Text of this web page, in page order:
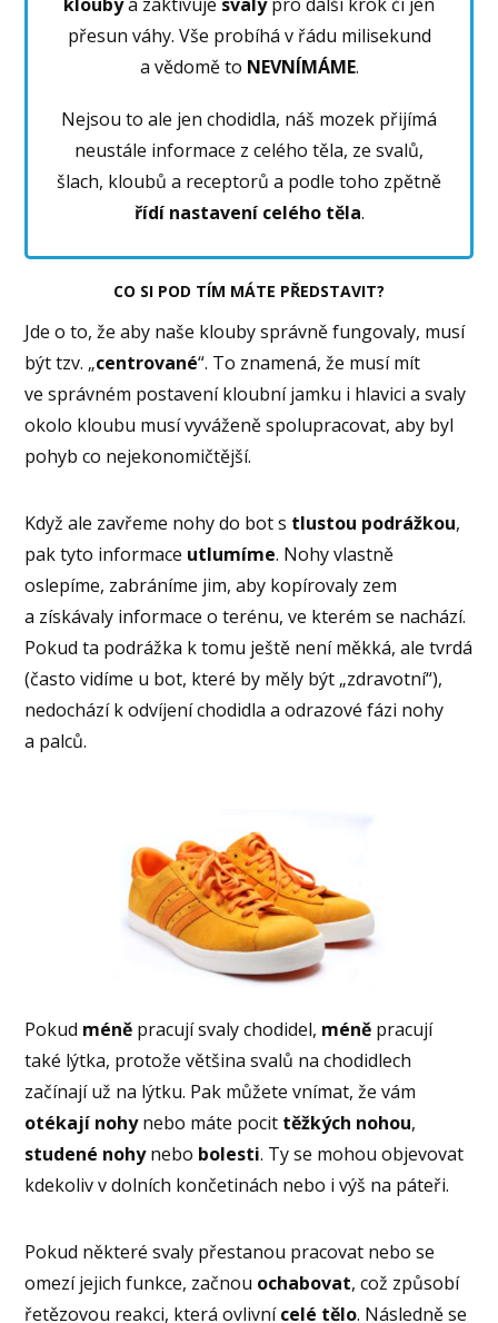
přesun váhy. Vše probíhá v řádu milisekund
a vědomě to NEVNÍMÁME.
Nejsou to ale jen chodidla, náš mozek přijímá
neustále informace z celého těla, ze svalů,
šlach, kloubů a receptorů a podle toho zpětně
řídí nastavení celého těla.
CO SI POD TÍM MÁTE PŘEDSTAVIT?
Jde o to, že aby naše klouby správně fungovaly, musí
být tzv. „centrované“. To znamená, že musí mít
ve správném postavení kloubní jamku i hlavici a svaly
okolo kloubu musí vyváženě spolupracovat, aby byl
pohyb co nejekonomičtější.
Když ale zavřeme nohy do bot s tlustou podrážkou,
pak tyto informace utlumíme. Nohy vlastně
oslepíme, zabráníme jim, aby kopírovaly zem
a získávaly informace o terénu, ve kterém se nachází.
Pokud ta podrážka k tomu ještě není měkká, ale tvrdá
(často vidíme u bot, které by měly být „zdravotní“),
nedochází k odvíjení chodidla a odrazové fázi nohy
a palců.
Pokud méně pracují svaly chodidel, méně pracují
také lýtka, protože většina svalů na chodidlech
začínají už na lýtku. Pak můžete vnímat, že vám
otékají nohynebo máte pocit těžkých nohou,
studené nohynebo bolesti. Ty se mohou objevovat
kdekoliv v dolních končetinách nebo i výš na páteři.
Pokud některé svaly přestanou pracovat nebo se
omezí jejich funkce, začnou ochabovat, což způsobí
řetězovou reakci, která ovlivnícelé tělo. Následně se